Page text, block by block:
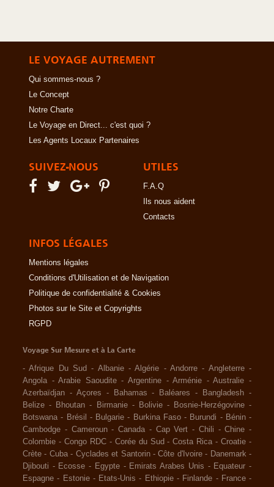
LE VOYAGE AUTREMENT
Qui sommes-nous ?
Le Concept
Notre Charte
Le Voyage en Direct... c'est quoi ?
Les Agents Locaux Partenaires
SUIVEZ-NOUS UTILES
F.A.Q
Ils nous aident
Contacts
INFOS LÉGALES
Mentions légales
Conditions d'Utilisation et de Navigation
Politique de confidentialité & Cookies
Photos sur le Site et Copyrights
RGPD
Voyage Sur Mesure et à La Carte
-Afrique Du Sud - Albanie -Algérie -Andorre - Angleterre -
Angola -Arabie Saoudite -Argentine -Arménie -Australie -
Azerbaïdjan - Açores - Bahamas - Baléares - Bangladesh -
Belize - Bhoutan - Birmanie - Bolivie - Bosnie-Herzégovine -
Botswana - Brésil - Bulgarie - Burkina Faso - Burundi - Bénin -
Cambodge - Cameroun - Canada - Cap Vert - Chili -Chine -
Colombie - Congo RDC - Corée du Sud -Costa Rica -Croatie -
Crète - Cuba - Cyclades et Santorin -Côte d'Ivoire - Danemark -
Djibouti - Ecosse - Egypte - Emirats Arabes Unis - Equateur -
Espagne - Estonie - Etats-Unis - Ethiopie - Finlande - France -